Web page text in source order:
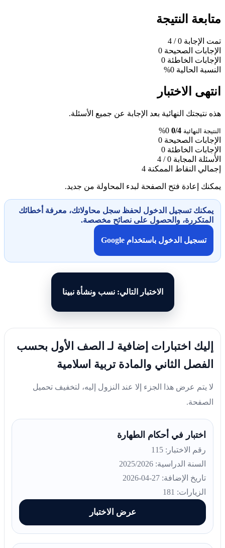
متابعة النتيجة
تمت الإجابة 0
/ 4
الإجابات الصحيحة 0
الإجابات الخاطئة 0
النسبة الحالية 0%
انتهى الاختبار
هذه نتيجتك النهائية بعد الإجابة عن جميع الأسئلة.
النتيجة النهائية 0/4
0%
الإجابات الصحيحة 0
الإجابات الخاطئة 0
الأسئلة المجابة 0 / 4
إجمالي النقاط الممكنة 4
يمكنك إعادة فتح الصفحة لبدء المحاولة من جديد.
يمكنك تسجيل الدخول لحفظ سجل محاولاتك، معرفة أخطائك
المتكررة، والحصول على نصائح مخصصة.
تسجيل الدخول باستخدام Google
الاختبار التالي: نسب ونشأة نبينا
إليك اختبارات إضافية لـ الصف الأول بحسب
الفصل الثاني والمادة تربية اسلامية
لا يتم عرض هذا الجزء إلا عند النزول إليه، لتخفيف تحميل
الصفحة.
اختبار في أحكام الطهارة
رقم الاختبار: 115
السنة الدراسية: 2025/2026
تاريخ الإضافة: 27-04-2026
الزيارات: 181
عرض الاختبار